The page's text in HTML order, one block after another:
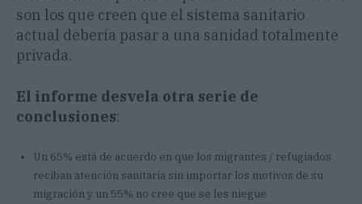
son los que creen que el sistema sanitario
actual debería pasar a una sanidad totalmente
privada.
El informe desvela otra serie de
conclusiones:
Un 65% está de acuerdo en que los migrantes / refugiados
reciban atención sanitaria sin importar los motivos de su
migración y un 55% no cree que se les niegue